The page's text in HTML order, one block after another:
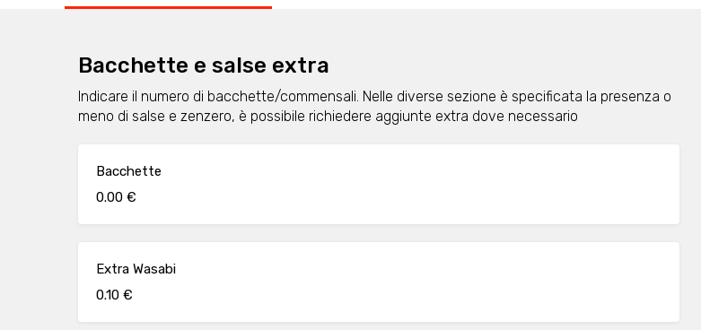
Bacchette e salse extra
Indicare il numero di bacchette/commensali. Nelle diverse sezione è specificata la presenza o
meno di salse e zenzero, è possibile richiedere aggiunte extra dove necessario
Bacchette
0.00 €
Extra Wasabi
0.10 €